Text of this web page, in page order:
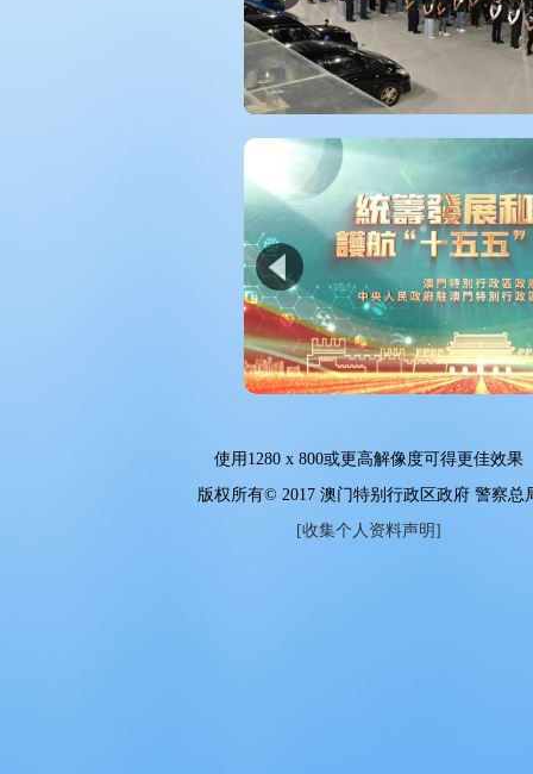
使用 1280 x 800或更高解像度可得更佳效果
版权所有© 2017 澳门特别行政区政府 警察总
[收集个人资料声明]